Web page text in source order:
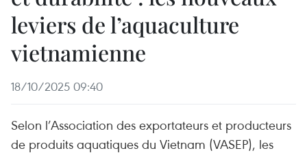
leviers de l’aquaculture
vietnamienne
18/10/2025 09:40
Selon l’Association des exportateurs et producteurs
de produits aquatiques du Vietnam (VASEP), les